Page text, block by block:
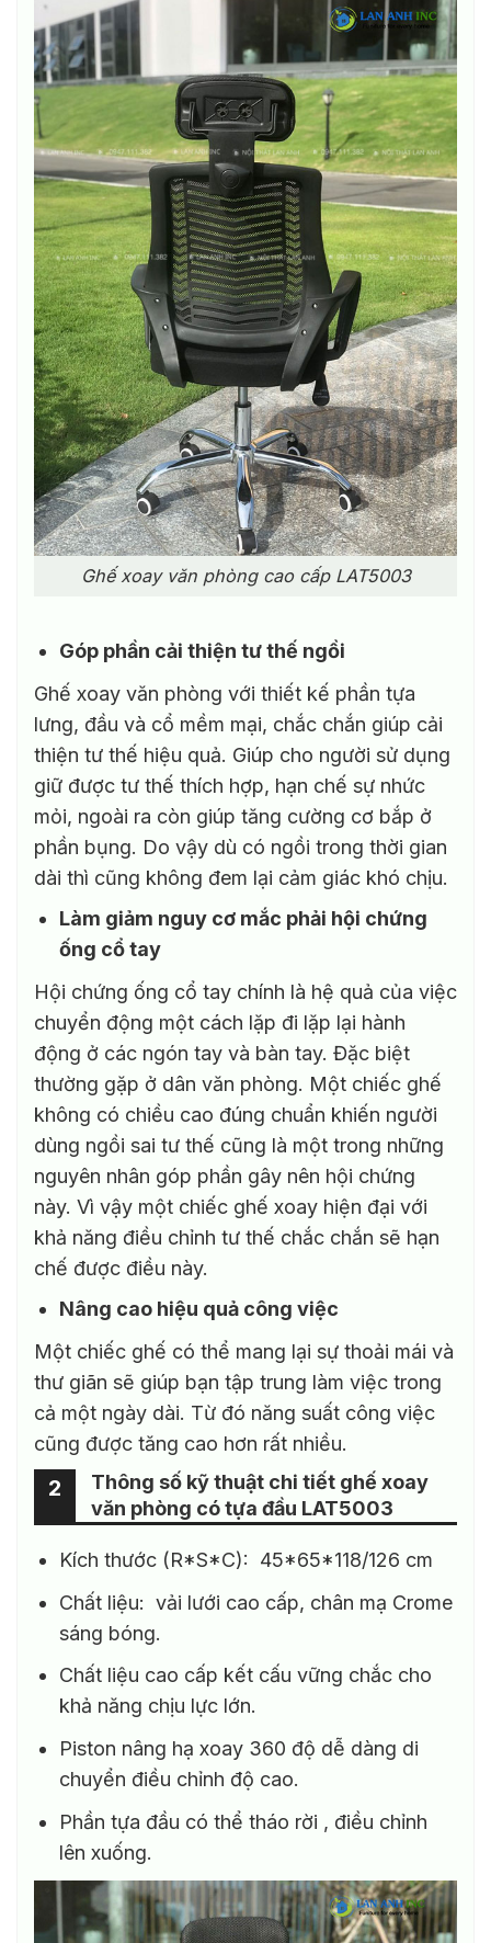
Ghế xoay văn phòng cao cấp LAT5003
Góp phần cải thiện tư thế ngồi
Ghế xoay văn phòng với thiết kế phần tựa
lưng, đầu và cổ mềm mại, chắc chắn giúp cải
thiện tư thế hiệu quả. Giúp cho người sử dụng
giữ được tư thế thích hợp, hạn chế sự nhức
mỏi, ngoài ra còn giúp tăng cường cơ bắp ở
phần bụng. Do vậy dù có ngồi trong thời gian
dài thì cũng không đem lại cảm giác khó chịu.
Làm giảm nguy cơ mắc phải hội chứng
ống cổ tay
Hội chứng ống cổ tay chính là hệ quả của việc
chuyển động một cách lặp đi lặp lại hành
động ở các ngón tay và bàn tay. Đặc biệt
thường gặp ở dân văn phòng. Một chiếc ghế
không có chiều cao đúng chuẩn khiến người
dùng ngồi sai tư thế cũng là một trong những
nguyên nhân góp phần gây nên hội chứng
này. Vì vậy một chiếc ghế xoay hiện đại với
khả năng điều chỉnh tư thế chắc chắn sẽ hạn
chế được điều này.
Nâng cao hiệu quả công việc
Một chiếc ghế có thể mang lại sự thoải mái và
thư giãn sẽ giúp bạn tập trung làm việc trong
cả một ngày dài. Từ đó năng suất công việc
cũng được tăng cao hơn rất nhiều.
Thông số kỹ thuật chi tiết ghế xoay
văn phòng có tựa đầu LAT5003
2
Kích thước (R*S*C): 45*65*118/126 cm
Chất liệu: vải lưới cao cấp, chân mạ Crome
sáng bóng.
Chất liệu cao cấp kết cấu vững chắc cho
khả năng chịu lực lớn.
Piston nâng hạ xoay 360 độ dễ dàng di
chuyển điều chỉnh độ cao.
Phần tựa đầu có thể tháo rời , điều chỉnh
lên xuống.